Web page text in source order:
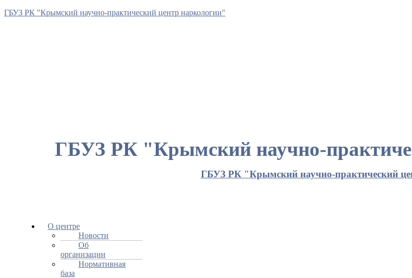
ГБУЗ РК "Крымский научно-практический центр наркологии"
ГБУЗ РК "Крымский научно-
ГБУЗ РК "Крымский научно-практический
О центре
Новости
Об
организации
Нормативная
база